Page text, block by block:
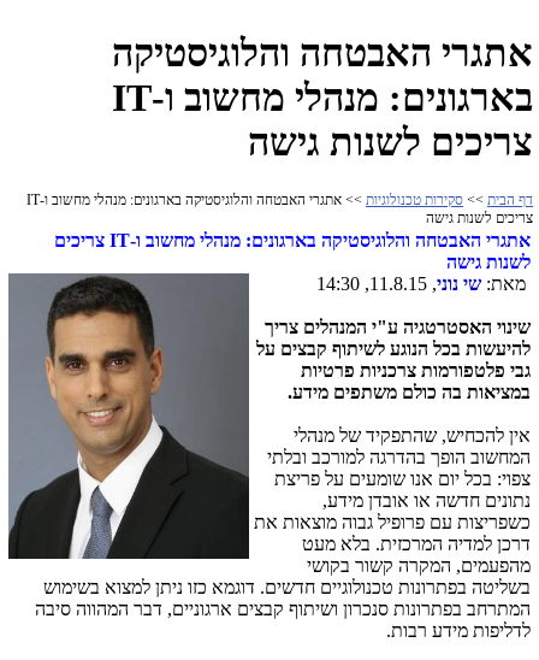
אתגרי האבטחה והלוגיסטיקה
בארגונים: מנהלי מחשוב ו-IT
צריכים לשנות גישה
דף הבית >> סקירות טכנולוגיות
>> אתגרי האבטחה והלוגיסטיקה בארגונים: מנהלי מחשוב ו-IT
צריכים לשנות גישה
אתגרי האבטחה והלוגיסטיקה בארגונים: מנהלי מחשוב ו-IT צריכים
לשנות גישה
מאת: שי נוני, 11.8.15, 14:30
שינוי האסטרטגיה ע"י המנהלים צריך
להיעשות בכל הנוגע לשיתוף קבצים על
גבי פלטפורמות צרכניות פרטיות
במציאות בה כולם משתפים מידע.
אין להכחיש, שהתפקיד של מנהלי
המחשוב הופך בהדרגה למורכב ובלתי
צפוי: בכל יום אנו שומעים על פריצת
נתונים חדשה או אובדן מידע,
כשפריצות עם פרופיל גבוה מוצאות את
דרכן למדיה המרכזית. בלא מעט
מהפעמים, המקרה קשור בקושי
בשליטה בפתרונות טכנולוגיים חדשים. דוגמא כזו ניתן למצוא בשימוש
המתרחב בפתרונות סנכרון ושיתוף קבצים ארגוניים, דבר המהווה סיבה
לדליפות מידע רבות.